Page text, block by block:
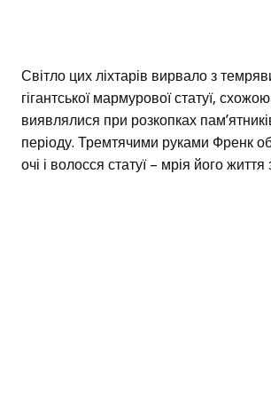
Світло цих ліхтарів вирвало з
гігантської мармурової статуї, схожою
виявлялися при розкопках
періоду. Тремтячими руками Френк
очі і волосся статуї – мрія його життя